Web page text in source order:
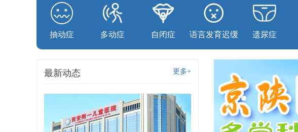
抽动症 多动症 自闭症 语言发育迟缓 遗尿症
更多+
最新动态